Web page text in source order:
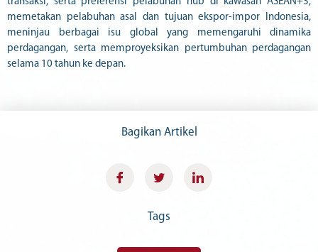
memetakan pelabuhan asal dan tujuan ekspor-impor Indonesia,
meninjau berbagai isu global yang memengaruhi dinamika
perdagangan, serta memproyeksikan pertumbuhan perdagangan
selama 10 tahun ke depan.
Bagikan Artikel
Tags